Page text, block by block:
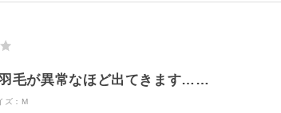
毛が異常なほど出てきます……
ズ：M